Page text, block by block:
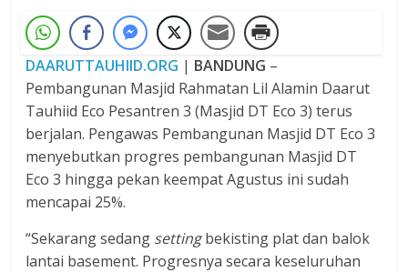
DAARUTTAUHIID.ORG | BANDUNG –
Pembangunan Masjid Rahmatan Lil Alamin Daarut
Tauhiid Eco Pesantren 3 (Masjid DT Eco 3) terus
berjalan. Pengawas Pembangunan Masjid DT Eco 3
menyebutkan progres pembangunan Masjid DT
Eco 3 hingga pekan keempat Agustus ini sudah
mencapai 25%.
“Sekarang sedang settingbekisting plat dan balok
lantai basement. Progresnya secara keseluruhan